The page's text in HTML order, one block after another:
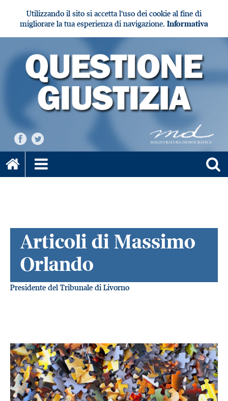
Utilizzando il sito si accetta l'uso dei cookie al fine di
migliorare la tua esperienza di navigazione. Informativa
Articoli di Massimo
Orlando
Presidente del Tribunale di Livorno